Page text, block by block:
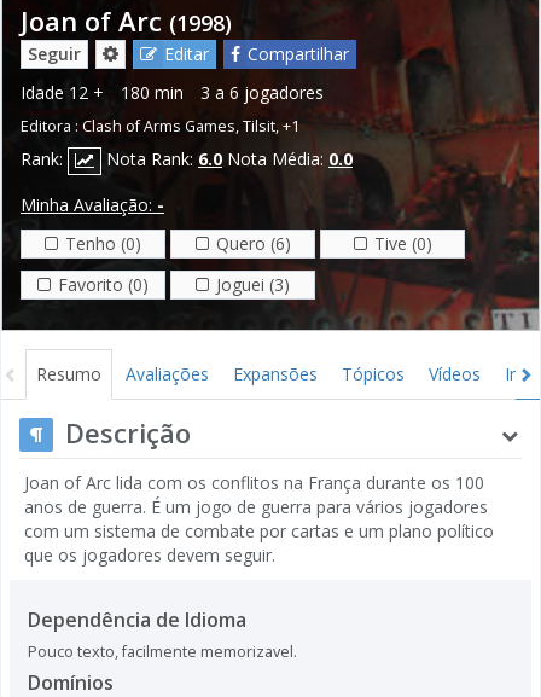
Joan of Arc (1998)
Seguir Editar
Compartilhar
Idade 12 + 180 min 3 a 6 jogadores
Editora : Clash of Arms Games,Tilsit,+1
Rank: Nota Rank: 6.0 Nota Média: 0.0
Minha Avaliação: -
Tenho (0)
Quero (6)
Tive (0)
Favorito (0)
Joguei (3)
Resumo Avaliações Expansões Tópicos Vídeos
Descrição
Joan of Arc lida com os conflitos na França durante os 100
anos de guerra. É um jogo de guerra para vários jogadores
com um sistema de combate por cartas e um plano político
que os jogadores devem seguir.
Dependência de Idioma
Pouco texto, facilmente memorizavel.
Domínios